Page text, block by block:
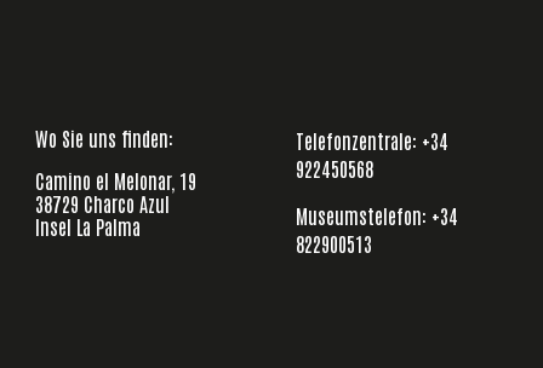
Wo Sie uns finden:
Camino el Melonar, 19
38729 Charco Azul
Insel La Palma
Telefonzentrale: +34
922450568
Museumstelefon: +34
822900513